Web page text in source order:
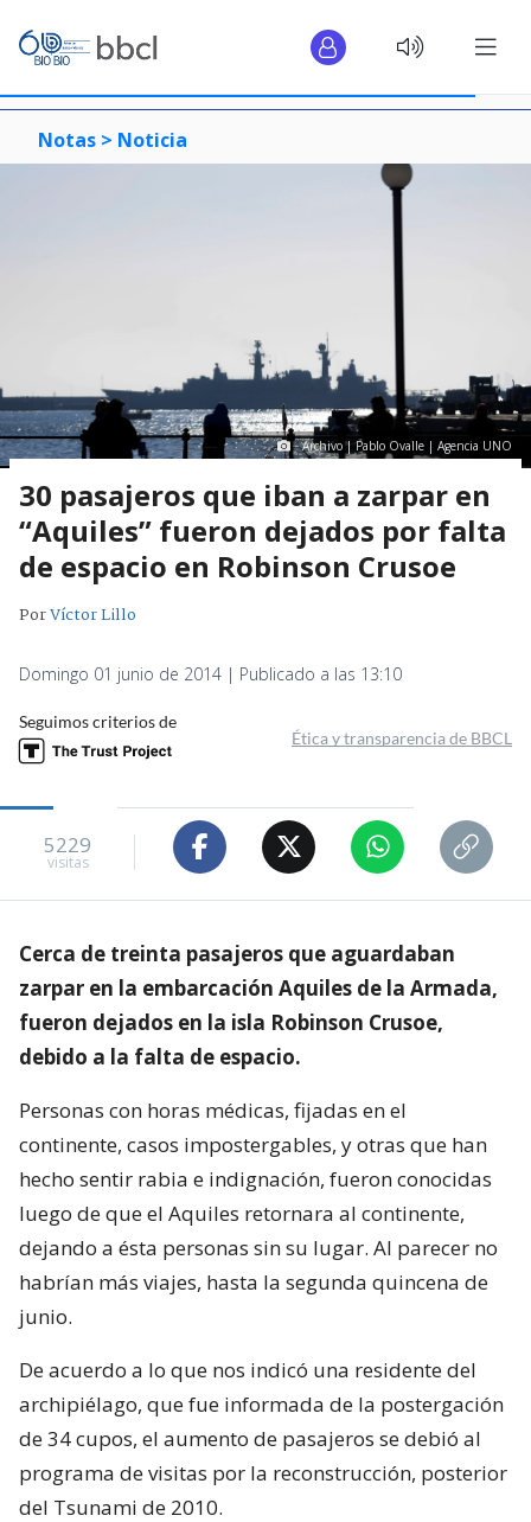
Notas > Noticia
Archivo | Pablo Ovalle | Agencia UNO
30 pasajeros que iban a zarpar en
“Aquiles” fueron dejados por falta
de espacio en Robinson Crusoe
PorVíctor Lillo
Domingo 01 junio de 2014 | Publicado a las 13:10
Seguimos criterios de
Ética y transparencia de BBCL
5229
visitas
Cerca de treinta pasajeros que aguardaban
zarpar en la embarcación Aquiles de la Armada,
fueron dejados en la isla Robinson Crusoe,
debido a la falta de espacio.
Personas con horas médicas, fijadas en el
continente, casos impostergables, y otras que han
hecho sentir rabia e indignación, fueron conocidas
luego de que el Aquiles retornara al continente,
dejando a ésta personas sin su lugar. Al parecer no
habrían más viajes, hasta la segunda quincena de
junio.
De acuerdo a lo que nos indicó una residente del
archipiélago, que fue informada de la postergación
de 34 cupos, el aumento de pasajeros se debió al
programa de visitas por la reconstrucción, posterior
del Tsunami de 2010.